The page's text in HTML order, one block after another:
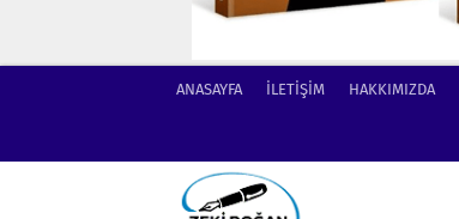
ANASAYFA İLETİŞİM HAKKIMIZDA